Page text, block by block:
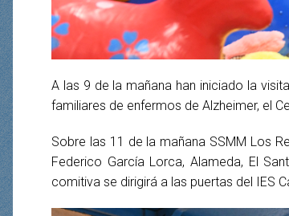
A las 9 de la mañana han iniciado la
familiares de enfermos de Alzheimer, el
Sobre las 11 de la mañana SSMM Los
Federico García Lorca, Alameda, El
comitiva se dirigirá a las puertas del IES